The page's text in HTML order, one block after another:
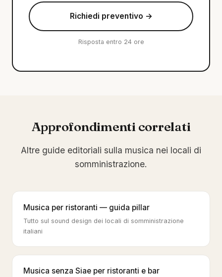
Richiedi preventivo →
Risposta entro 24 ore
Approfondimenti correlati
Altre guide editoriali sulla musica nei locali di
somministrazione.
Musica per ristoranti — guida pillar
Tutto sul sound design dei locali di somministrazione
italiani
Musica senza Siae per ristoranti e bar